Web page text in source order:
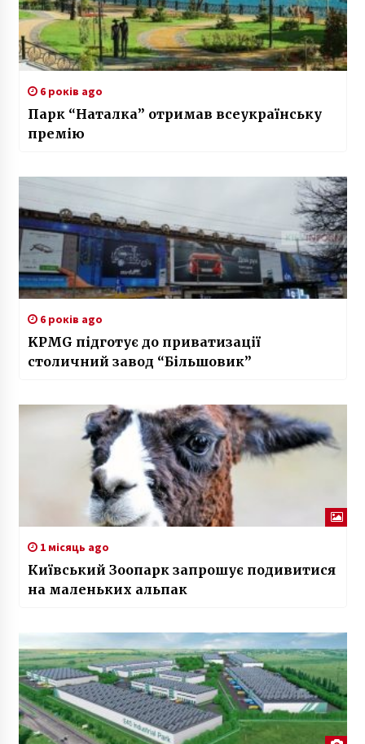
6 років ago
Парк “Наталка” отримав всеукраїнську
премію
6 років ago
KPMG підготує до приватизації
столичний завод “Більшовик”
1 місяць ago
Київський Зоопарк запрошує подивитися
на маленьких альпак